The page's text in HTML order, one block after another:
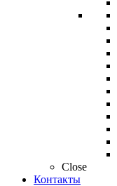
Close
Контакты